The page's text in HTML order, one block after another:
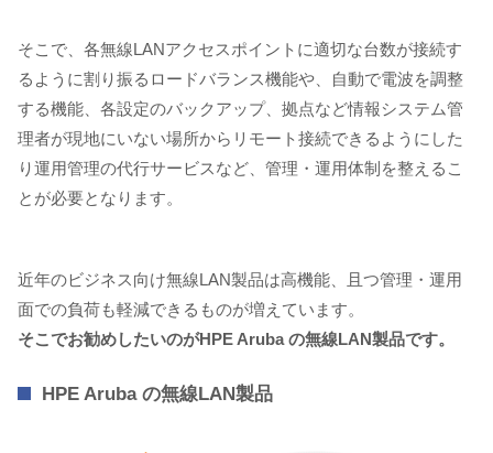
そこで、各無線LANアクセスポイントに適切な台数が接続す
るように割り振るロードバランス機能や、自動で電波を調整
する機能、各設定のバックアップ、拠点など情報システム管
理者が現地にいない場所からリモート接続できるようにした
り運用管理の代行サービスなど、管理・運用体制を整えるこ
とが必要となります。
近年のビジネス向け無線LAN製品は高機能、且つ管理・運用
面での負荷も軽減できるものが増えています。
そこでお勧めしたいのがHPE Aruba の無線LAN製品です。
HPE Aruba の無線LAN製品